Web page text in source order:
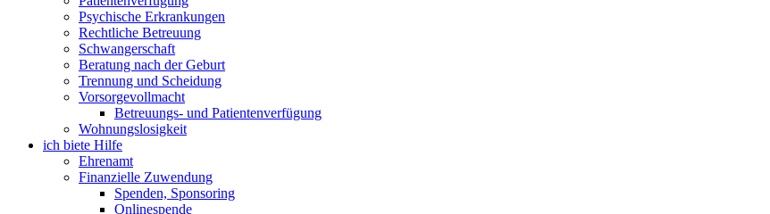
Psychische Erkrankungen
Rechtliche Betreuung
Schwangerschaft
Beratung nach der Geburt
Trennung und Scheidung
Vorsorgevollmacht
Betreuungs- und Patientenverfügung
Wohnungslosigkeit
ich biete Hilfe
Ehrenamt
Finanzielle Zuwendung
Spenden, Sponsoring
Onlinespende